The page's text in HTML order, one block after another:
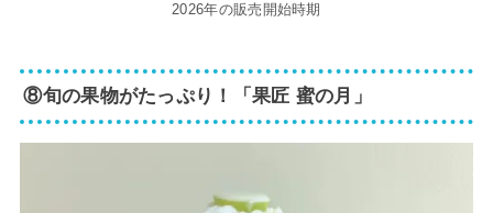
2026年の販売開始時期
⑧旬の果物がたっぷり！「果匠 蜜の月」